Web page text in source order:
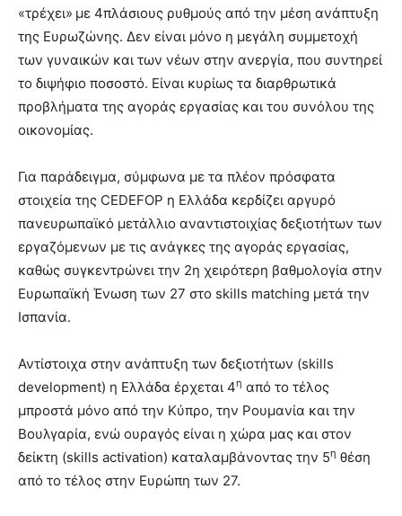
«τρέχει» με 4πλάσιους ρυθμούς από την μέση ανάπτυξη
της Ευρωζώνης. Δεν είναι μόνο η μεγάλη συμμετοχή
των γυναικών και των νέων στην ανεργία, που συντηρεί
το διψήφιο ποσοστό. Είναι κυρίως τα διαρθρωτικά
προβλήματα της αγοράς εργασίας και του συνόλου της
οικονομίας.
Για παράδειγμα, σύμφωνα με τα πλέον πρόσφατα
στοιχεία της CEDEFOP η Ελλάδα κερδίζει αργυρό
πανευρωπαϊκό μετάλλιο αναντιστοιχίας δεξιοτήτων των
εργαζόμενων με τις ανάγκες της αγοράς εργασίας,
καθώς συγκεντρώνει την 2η χειρότερη βαθμολογία στην
Ευρωπαϊκή Ένωση των 27 στο skills matching μετά την
Ισπανία.
Αντίστοιχα στην ανάπτυξη των δεξιοτήτων (skills
development) η Ελλάδα έρχεται 4η από το τέλος
μπροστά μόνο από την Κύπρο, την Ρουμανία και την
Βουλγαρία, ενώ ουραγός είναι η χώρα μας και στον
δείκτη (skills activation) καταλαμβάνοντας την 5η θέση
από το τέλος στην Ευρώπη των 27.